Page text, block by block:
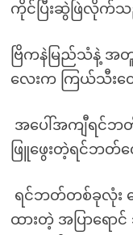
ကိုင်ပြီးဆွဲဖြဲလိုက်
ဗြိကနဲမြည်သံနဲ့ အ
လေးက ကြယ်သီးတွ
အပေါ်အကျီရင်ဘ
ဖြူဖွေးတဲ့ရင်ဘတ်
ရင်ဘတ်တစ်ခုလုံး ဟ
ထားတဲ့ အပြာရော